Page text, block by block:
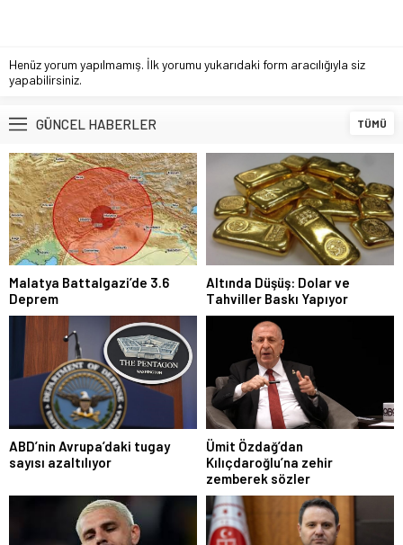
Henüz yorum yapılmamış. İlk yorumu yukarıdaki form aracılığıyla siz
yapabilirsiniz.
GÜNCEL HABERLER TÜMÜ
Malatya Battalgazi’de 3.6
Deprem
Altında Düşüş: Dolar ve
Tahviller Baskı Yapıyor
ABD’nin Avrupa’daki tugay
sayısı azaltılıyor
Ümit Özdağ’dan
Kılıçdaroğlu’na zehir
zemberek sözler